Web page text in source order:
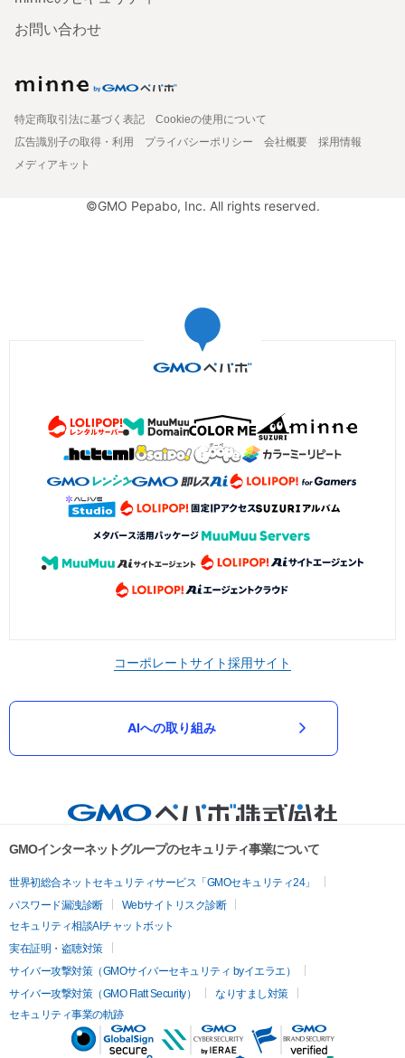
お問い合わせ
特定商取引法に基づく表記
Cookieの使用について
広告識別子の取得・利用
プライバシーポリシー 会社概要
採用情報
メディアキット
©GMO Pepabo, Inc. All rights reserved.
コーポレートサイト採用サイト
AIへの取り組み
GMOインターネットグループのセキュリティ事業について
世界初総合ネットセキュリティサービス「GMOセキュリティ24」
パスワード漏洩診断
Webサイトリスク診断
セキュリティ相談AIチャットボット
実在証明・盗聴対策
サイバー攻撃対策（GMOサイバーセキュリティ byイエラエ）
サイバー攻撃対策（GMO Flatt Security）
なりすまし対策
セキュリティ事業の軌跡